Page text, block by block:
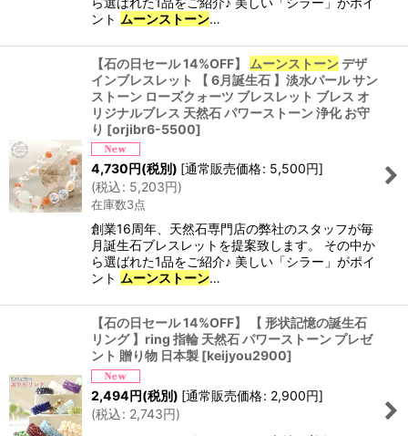
ント ムーンストーン…
【石の日セール 14%OFF】 ムーンストーンデザ
インブレスレット 【 6月誕生石 】淡水パール サン
ストーン ローズクォーツ ブレスレット ブレス オ
リジナルブレス 天然石 パワーストーン 浄化 お守
り [orjibr6-5500]
4,730 円(税別) [通常販売価格: 5,500円]
(税込: 5,203円)
在庫数3点
創業16周年、天然石専門店の弊社のスタッフが毎
月誕生石ブレスレットを提案致します。 その中か
ら選ばれた1品をご紹介♪ 美しい「シラー」がポイ
ント ムーンストーン…
【石の日セール 14%OFF】 【 形状記憶の誕生石
リング 】ring 指輪 天然石 パワーストーン プレゼ
ント 贈り物 日本製 [keijyou2900]
2,494円(税別) [通常販売価格: 2,900円]
(税込: 2,743円)